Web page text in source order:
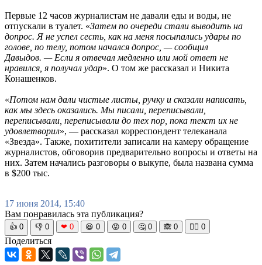
Первые 12 часов журналистам не давали еды и воды, не
отпускали в туалет. «Затем по очереди стали выводить на
допрос. Я не успел сесть, как на меня посыпались удары по
голове, по телу, потом начался допрос, — сообщил
Давыдов. — Если я отвечал медленно или мой ответ не
нравился, я получал удар». О том же рассказал и Никита
Конашенков.
«Потом нам дали чистые листы, ручку и сказали написать,
как мы здесь оказались. Мы писали, переписывали,
переписывали, переписывали до тех пор, пока текст их не
удовлетворил», — рассказал корреспондент телеканала
«Звезда». Также, похитители записали на камеру обращение
журналистов, обговорив предварительно вопросы и ответы на
них. Затем начались разговоры о выкупе, была названа сумма
в $200 тыс.
17 июня 2014, 15:40
Вам понравилась эта публикация?
👍 0 👎 0 ❤ 0 😆 0 😡 0 🤔 0 🙈 0 🧘‍♀️ 0
Поделиться